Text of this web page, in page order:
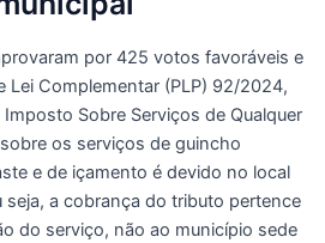
por 425 votos favoráveis e
Lei Complementar (PLP) 92/2024,
Sobre Serviços de Qualquer
os serviços de guincho
e de içamento é devido no local
seja, a cobrança do tributo pertence
do serviço, não ao município sede